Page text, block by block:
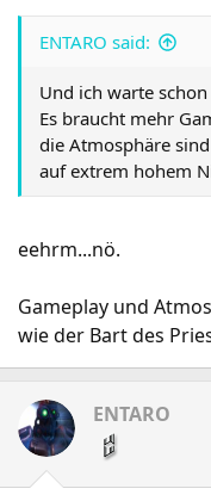
ENTARO said:
Und ich warte
Es braucht mehr
die Atmosphäre sind
auf extrem hohem
eehrm...nö.
Gameplay und
wie der Bart des
ENTARO